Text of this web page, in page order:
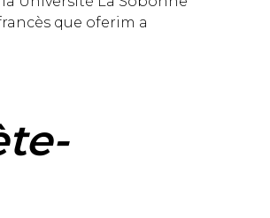
que oferim a